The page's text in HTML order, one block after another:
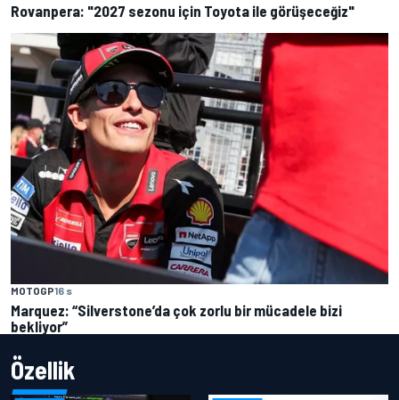
Rovanpera: "2027 sezonu için Toyota ile görüşeceğiz"
MOTOGP16 s
Marquez: “Silverstone’da çok zorlu bir mücadele bizi
bekliyor”
Özellik